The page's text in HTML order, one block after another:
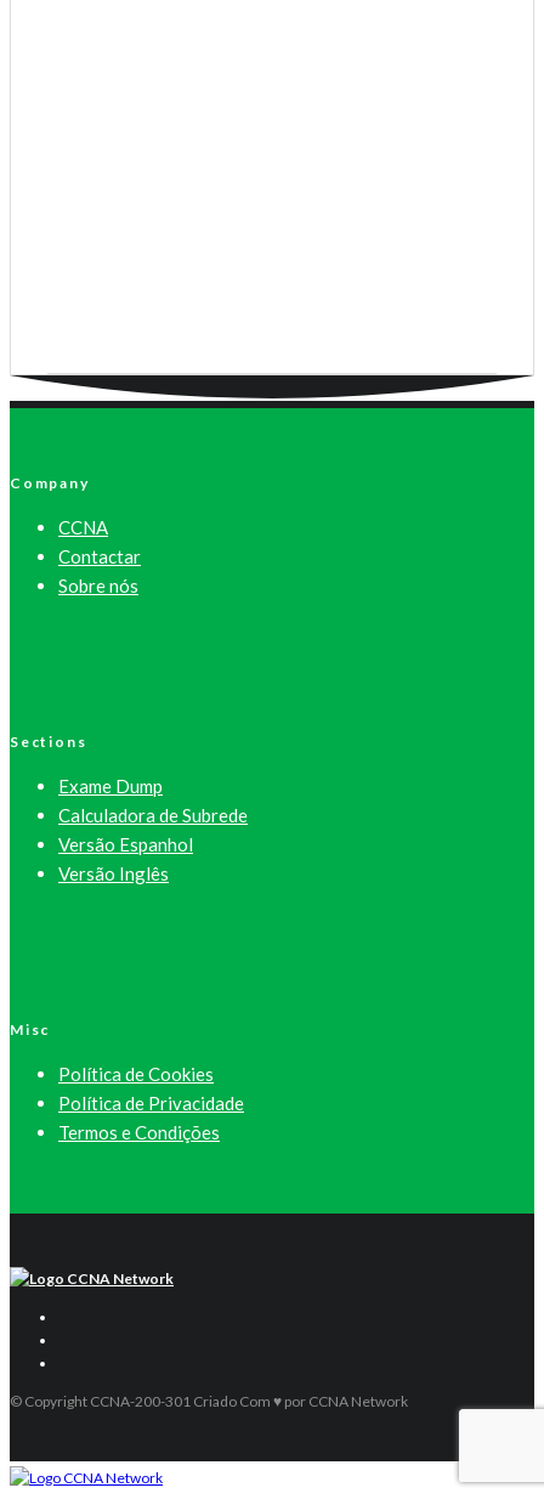
Company
CCNA
Contactar
Sobre nós
Sections
Exame Dump
Calculadora de Subrede
Versão Espanhol
Versão Inglês
Misc
Política de Cookies
Política de Privacidade
Termos e Condições
© Copyright CCNA-200-301 Criado Com ♥ por CCNA Network